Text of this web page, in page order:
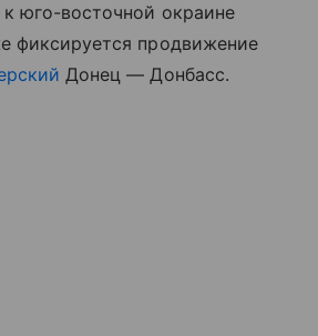
юго-восточной окраине
фиксируется продвижение
Донец — Донбасс.